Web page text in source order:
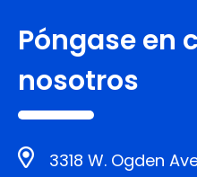
Póngase en
nosotros
3318 W. Ogden